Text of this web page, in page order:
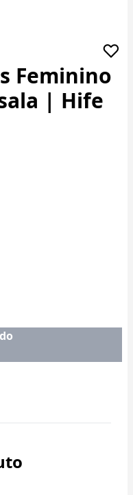
Feminino
| Hife